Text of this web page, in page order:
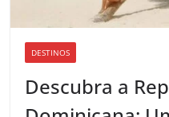
DESTINOS
Descubra a